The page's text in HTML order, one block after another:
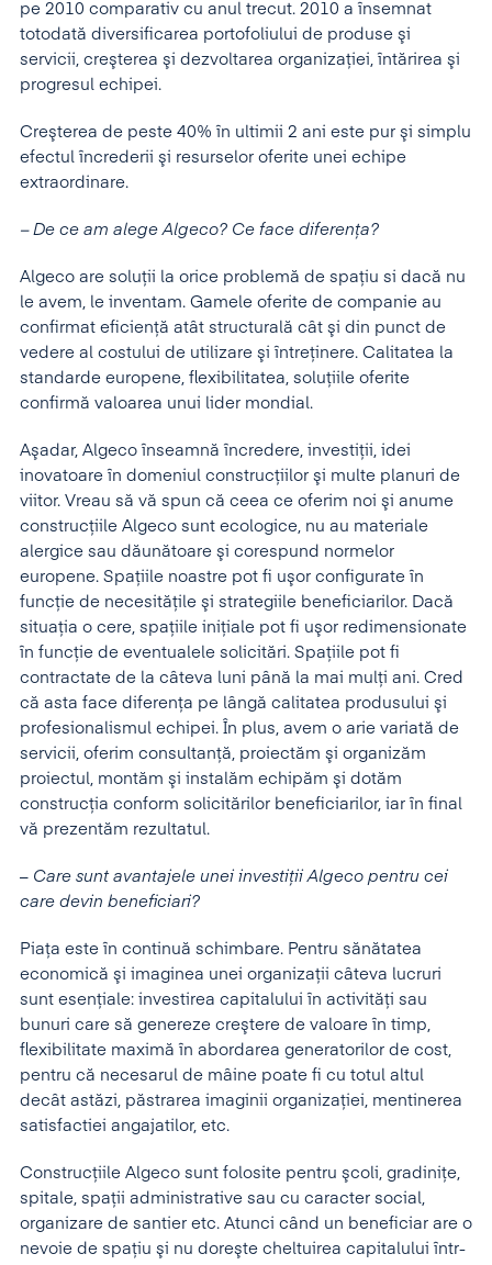
pe 2010 comparativ cu anul trecut. 2010 a însemnat
totodată diversificarea portofoliului de produse şi
servicii, creşterea şi dezvoltarea organizaţiei, întărirea şi
progresul echipei.
Creşterea de peste 40% în ultimii 2 ani este pur şi simplu
efectul încrederii şi resurselor oferite unei echipe
extraordinare.
– De ce am alege Algeco? Ce face diferenţa?
Algeco are soluţii la orice problemă de spaţiu si dacă nu
le avem, le inventam. Gamele oferite de companie au
confirmat eficienţă atât structurală cât şi din punct de
vedere al costului de utilizare şi întreţinere. Calitatea la
standarde europene, flexibilitatea, soluţiile oferite
confirmă valoarea unui lider mondial.
Aşadar, Algeco înseamnă încredere, investiţii, idei
inovatoare în domeniul construcţiilor şi multe planuri de
viitor. Vreau să vă spun că ceea ce oferim noi şi anume
construcţiile Algeco sunt ecologice, nu au materiale
alergice sau dăunătoare şi corespund normelor
europene. Spaţiile noastre pot fi uşor configurate în
funcţie de necesităţile şi strategiile beneficiarilor. Dacă
situaţia o cere, spaţiile iniţiale pot fi uşor redimensionate
în funcţie de eventualele solicitări. Spaţiile pot fi
contractate de la câteva luni până la mai mulţi ani. Cred
că asta face diferenţa pe lângă calitatea produsului şi
profesionalismul echipei. În plus, avem o arie variată de
servicii, oferim consultanţă, proiectăm şi organizăm
proiectul, montăm şi instalăm echipăm şi dotăm
construcţia conform solicitărilor beneficiarilor, iar în final
vă prezentăm rezultatul.
– Care sunt avantajele unei investiţii Algeco pentru cei
care devin beneficiari?
Piaţa este în continuă schimbare. Pentru sănătatea
economică şi imaginea unei organizaţii câteva lucruri
sunt esenţiale: investirea capitalului în activităţi sau
bunuri care să genereze creştere de valoare în timp,
flexibilitate maximă în abordarea generatorilor de cost,
pentru că necesarul de mâine poate fi cu totul altul
decât astăzi, păstrarea imaginii organizaţiei, mentinerea
satisfactiei angajatilor, etc.
Construcţiile Algeco sunt folosite pentru şcoli, gradiniţe,
spitale, spaţii administrative sau cu caracter social,
organizare de santier etc. Atunci când un beneficiar are o
nevoie de spaţiu şi nu doreşte cheltuirea capitalului într-